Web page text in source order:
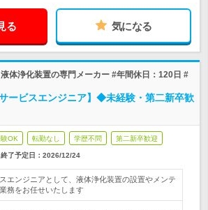
る 気になる
体浄化装置の専門メーカー #年間休日：120日 #
ービスエンジニア】◆未経験・第二新卒歓
OK 転勤なし 学歴不問 第二新卒歓迎
終了予定日： 2026/12/24
エンジニアとして、液体浄化装置の設置やメンテ
務をお任せいたします